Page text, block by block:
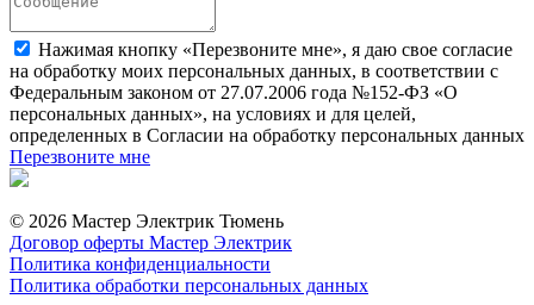
Нажимая кнопку «Перезвоните мне», я даю свое согласие
на обработку моих персональных данных, в соответствии с
Федеральным законом от 27.07.2006 года №152-ФЗ «О
персональных данных», на условиях и для целей,
определенных в Согласии на обработку персональных данных
Перезвоните мне
© 2026 Мастер Электрик Тюмень
Договор оферты Мастер Электрик
Политика конфиденциальности
Политика обработки персональных данных